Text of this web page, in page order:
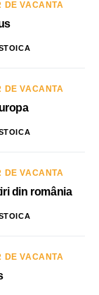
DE VACANTA
DE VACANTA
DE VACANTA
din românia
DE VACANTA